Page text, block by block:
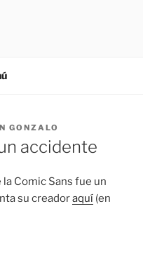
GONZALO
accidente
Comic Sans fue un
su creadoraquí (en